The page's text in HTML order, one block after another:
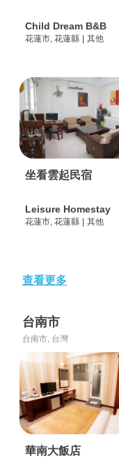
Child Dream B&B
花蓮市, 花蓮縣 其他
坐看雲起民宿
Leisure Homestay
花蓮市, 花蓮縣 其他
查看更多
台南市
台南市, 台灣
華南大飯店